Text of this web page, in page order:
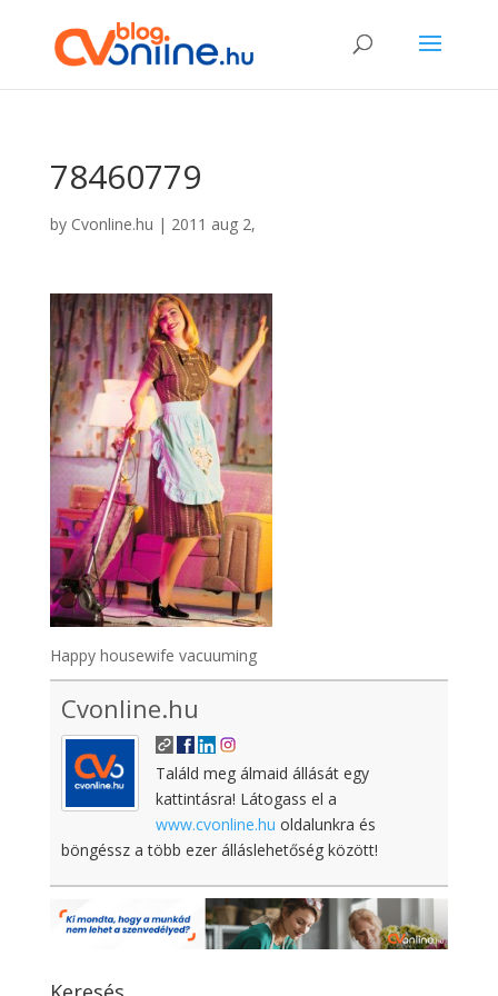
78460779
by Cvonline.hu | 2011 aug 2,
Happy housewife vacuuming
Cvonline.hu
Találd meg álmaid állását egy
kattintásra! Látogass el a
www.cvonline.hu oldalunkra és
böngéssz a több ezer álláslehetőség között!